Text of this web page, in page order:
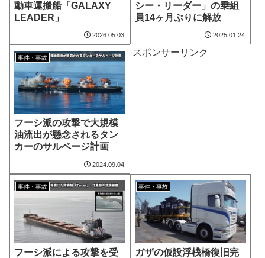
動車運搬船「GALAXY
LEADER」
2026.05.03
シー・リーダー」の乗組
員14ヶ月ぶりに解放
2025.01.24
事件・事故
フーシ派の攻撃で大規模
油流出が懸念されるタン
カーのサルベージ計画
2024.09.04
スポンサーリンク
事件・事故
フーシ派による攻撃を受
事件・事故
ガザの仮設浮桟橋復旧完